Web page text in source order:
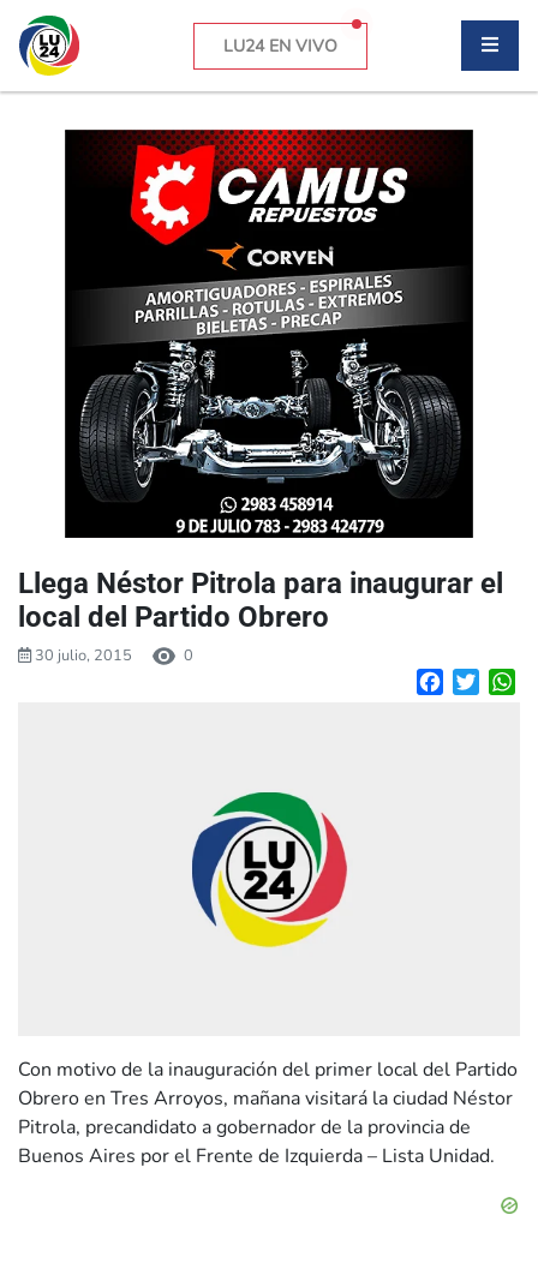
LU24 EN VIVO
Llega Néstor Pitrola para inaugurar el
local del Partido Obrero
30 julio, 2015 0
Facebook
Con motivo de la inauguración del primer local del Partido
Obrero en Tres Arroyos, mañana visitará la ciudad Néstor
Pitrola, precandidato a gobernador de la provincia de
Buenos Aires por el Frente de Izquierda – Lista Unidad.